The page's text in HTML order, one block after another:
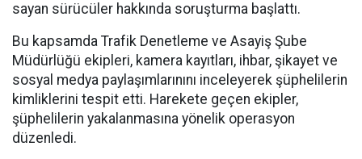
sayan sürücüler hakkında soruşturma başlattı.
Bu kapsamda Trafik Denetleme ve Asayiş Şube
Müdürlüğü ekipleri, kamera kayıtları, ihbar, şikayet ve
sosyal medya paylaşımlarınını inceleyerek şüphelilerin
kimliklerini tespit etti. Harekete geçen ekipler,
şüphelilerin yakalanmasına yönelik operasyon
düzenledi.